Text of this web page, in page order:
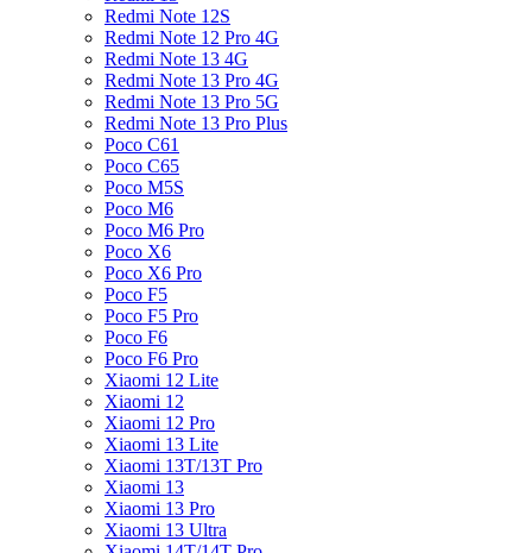
Redmi Note 12S
Redmi Note 12 Pro 4G
Redmi Note 13 4G
Redmi Note 13 Pro 4G
Redmi Note 13 Pro 5G
Redmi Note 13 Pro Plus
Poco C61
Poco C65
Poco M5S
Poco M6
Poco M6 Pro
Poco X6
Poco X6 Pro
Poco F5
Poco F5 Pro
Poco F6
Poco F6 Pro
Xiaomi 12 Lite
Xiaomi 12
Xiaomi 12 Pro
Xiaomi 13 Lite
Xiaomi 13T/13T Pro
Xiaomi 13
Xiaomi 13 Pro
Xiaomi 13 Ultra